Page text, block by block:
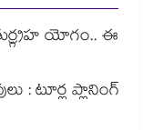
యోగం.. ఈ
: టూర్ల ప్లానింగ్